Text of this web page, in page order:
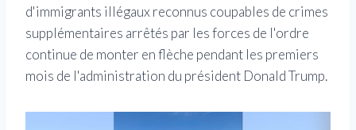
d'immigrants illégaux reconnus coupables de crimes
supplémentaires arrêtés par les forces de l'ordre
continue de monter en flèche pendant les premiers
mois de l'administration du président Donald Trump.